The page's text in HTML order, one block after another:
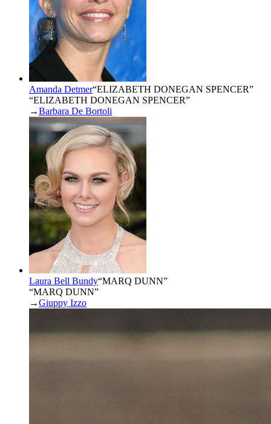
Amanda Detmer“ELIZABETH DONEGAN SPENCER”
“ELIZABETH DONEGAN SPENCER”
→Barbara De Bortoli
Laura Bell Bundy“MARQ DUNN”
“MARQ DUNN”
→Giuppy Izzo